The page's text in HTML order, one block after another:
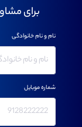
برای
نام و نام خانوادگی
شماره موبایل